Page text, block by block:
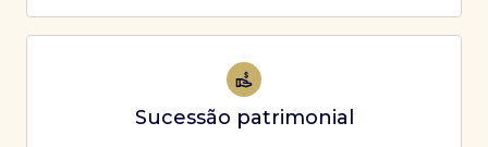
Sucessão patrimonial